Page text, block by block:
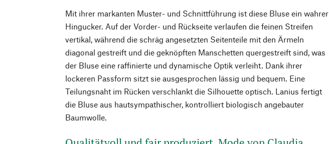
Mit ihrer markanten Muster- und Schnittführung ist diese Bluse ein wahrer
Hingucker. Auf der Vorder- und Rückseite verlaufen die feinen Streifen
vertikal, während die schräg angesetzten Seitenteile mit den Ärmeln
diagonal gestreift und die geknöpften Manschetten quergestreift sind, was
der Bluse eine raffinierte und dynamische Optik verleiht. Dank ihrer
lockeren Passform sitzt sie ausgesprochen lässig und bequem. Eine
Teilungsnaht im Rücken verschlankt die Silhouette optisch. Lanius fertigt
die Bluse aus hautsympathischer, kontrolliert biologisch angebauter
Baumwolle.